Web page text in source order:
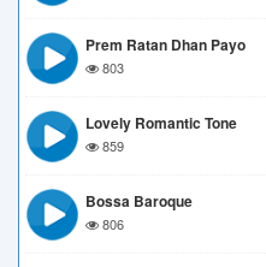
Prem Ratan Dhan Payo
803
Lovely Romantic Tone
859
Bossa Baroque
806